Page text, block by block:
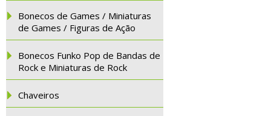
Bonecos de Games / Miniaturas
de Games / Figuras de Ação
Bonecos Funko Pop de Bandas de
Rock e Miniaturas de Rock
Chaveiros